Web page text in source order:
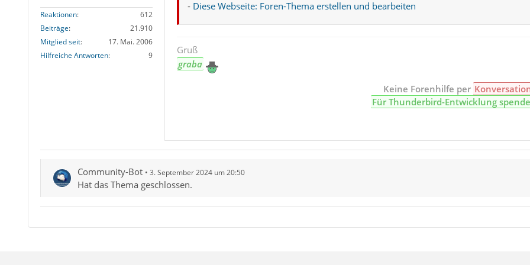
Reaktionen
612
Beiträge
21.910
Mitglied seit
17. Mai. 2006
Hilfreiche Antworten
9
- Diese Webseite: Foren-Thema erstellen und bearbeiten
Gruß
graba
Keine Forenhilfe per
Für Thunderbird-Entwicklung
Community-Bot 3. September 2024 um 20:50
Hat das Thema geschlossen.